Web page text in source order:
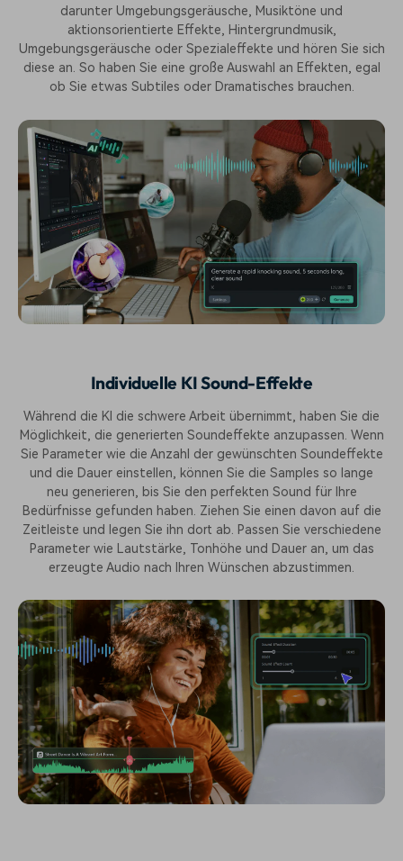
darunter Umgebungsgeräusche, Musiktöne und
aktionsorientierte Effekte, Hintergrundmusik,
Umgebungsgeräusche oder Spezialeffekte und hören Sie sich
diese an. So haben Sie eine große Auswahl an Effekten, egal
ob Sie etwas Subtiles oder Dramatisches brauchen.
Individuelle KI Sound-Effekte
Während die KI die schwere Arbeit übernimmt, haben Sie die
Möglichkeit, die generierten Soundeffekte anzupassen. Wenn
Sie Parameter wie die Anzahl der gewünschten Soundeffekte
und die Dauer einstellen, können Sie die Samples so lange
neu generieren, bis Sie den perfekten Sound für Ihre
Bedürfnisse gefunden haben. Ziehen Sie einen davon auf die
Zeitleiste und legen Sie ihn dort ab. Passen Sie verschiedene
Parameter wie Lautstärke, Tonhöhe und Dauer an, um das
erzeugte Audio nach Ihren Wünschen abzustimmen.